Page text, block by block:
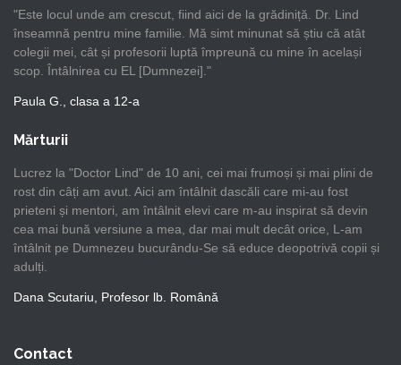
"Este locul unde am crescut, fiind aici de la grădiniță. Dr. Lind
înseamnă pentru mine familie. Mă simt minunat să știu că atât
colegii mei, cât și profesorii luptă împreună cu mine în același
scop. Întâlnirea cu EL [Dumnezei]."
Paula G., clasa a 12-a
Mărturii
Lucrez la "Doctor Lind" de 10 ani, cei mai frumoși și mai plini de
rost din câți am avut. Aici am întâlnit dascăli care mi-au fost
prieteni și mentori, am întâlnit elevi care m-au inspirat să devin
cea mai bună versiune a mea, dar mai mult decât orice, L-am
întâlnit pe Dumnezeu bucurându-Se să educe deopotrivă copii și
adulți.
Dana Scutariu, Profesor lb. Română
Contact